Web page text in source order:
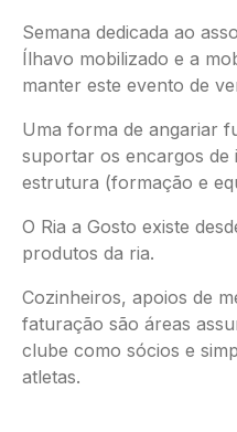
Semana dedicada ao
Ílhavo mobilizado e a
manter este evento de
Uma forma de angariar
suportar os encargos de
estrutura (formação e
O Ria a Gosto existe
produtos da ria.
Cozinheiros, apoios de
faturação são áreas
clube como sócios e
atletas.